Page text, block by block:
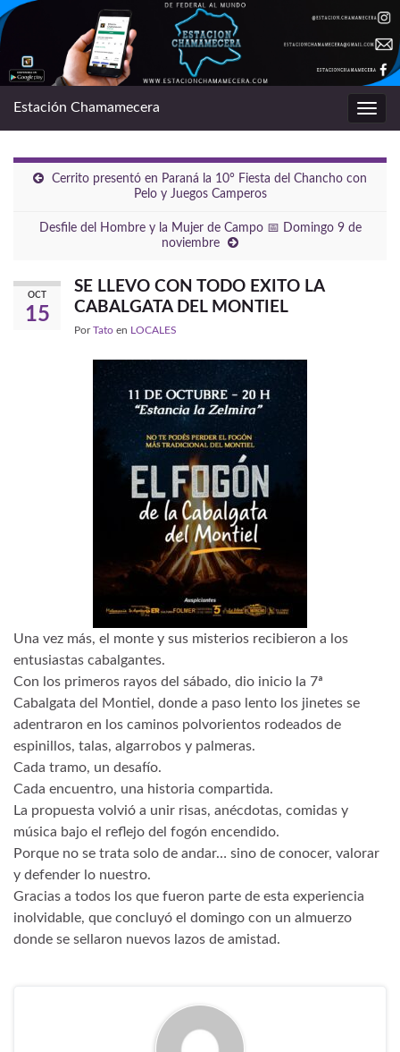
la
Estación Chamamecera
Cerrito presentó en Paraná la 10° Fiesta del Chancho con
Pelo y Juegos Camperos
Desfile del Hombre y la Mujer de Campo 📅 Domingo 9 de
noviembre
OCT
15
SE LLEVO CON TODO EXITO LA
CABALGATA DEL MONTIEL
PorTato en LOCALES
Una vez más, el monte y sus misterios recibieron a los
entusiastas cabalgantes.
Con los primeros rayos del sábado, dio inicio la 7ª
Cabalgata del Montiel, donde a paso lento los jinetes se
adentraron en los caminos polvorientos rodeados de
espinillos, talas, algarrobos y palmeras.
Cada tramo, un desafío.
Cada encuentro, una historia compartida.
La propuesta volvió a unir risas, anécdotas, comidas y
música bajo el reflejo del fogón encendido.
Porque no se trata solo de andar… sino de conocer, valorar
y defender lo nuestro.
Gracias a todos los que fueron parte de esta experiencia
inolvidable, que concluyó el domingo con un almuerzo
donde se sellaron nuevos lazos de amistad.